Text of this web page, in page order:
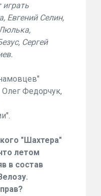
Евгений Селин,
Сергей
Федорчук,
"Шахтера"
летом
в состав